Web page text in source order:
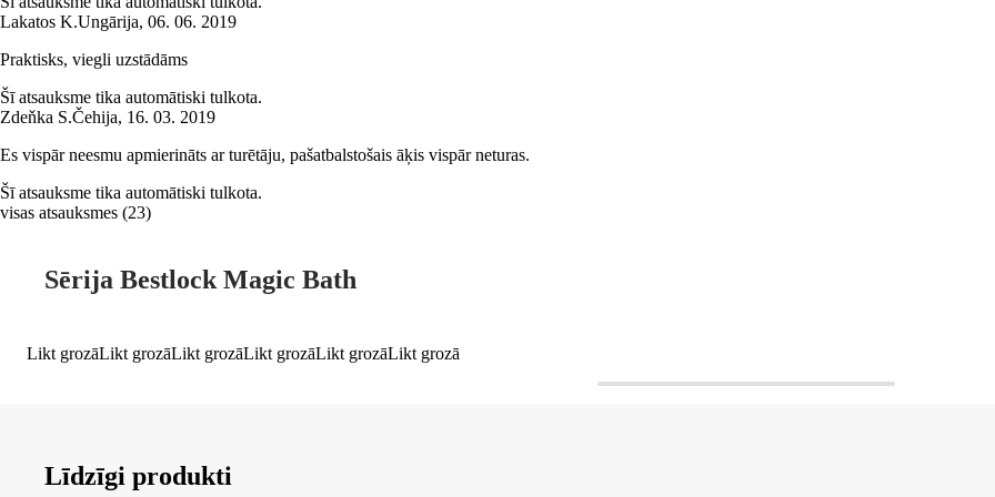
Lakatos K.Ungārija, 06. 06. 2019
Praktisks, viegli uzstādāms
Šī atsauksme tika automātiski tulkota.
Zdeňka S.Čehija, 16. 03. 2019
Es vispār neesmu apmierināts ar turētāju, pašatbalstošais āķis vispār neturas.
Šī atsauksme tika automātiski tulkota.
visas atsauksmes (23)
Sērija Bestlock Magic Bath
Likt grozāLikt grozāLikt grozāLikt grozāLikt grozāLikt grozā
Līdzīgi produkti